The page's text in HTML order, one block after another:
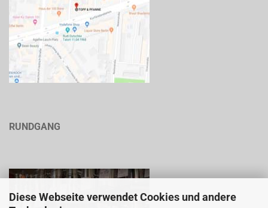
Diese Webseite verwendet Cookies und andere
RUNDGANG